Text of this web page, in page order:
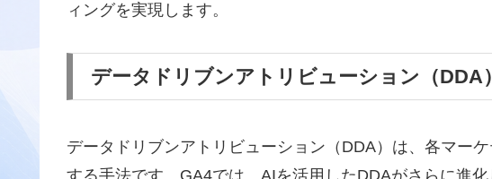
ィングを実現します。
データドリブンアトリビューション（DDA
データドリブンアトリビューション（DDA）は、各マー